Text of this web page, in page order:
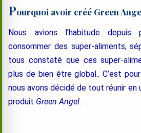
Pourquoi avoir créé Green
Nous avions l’habitude depuis
consommer des super-aliments,
tous constaté que ces super-
plus de bien être global.. C’est
nous avons décidé de tout réunir en
produit Green Angel.